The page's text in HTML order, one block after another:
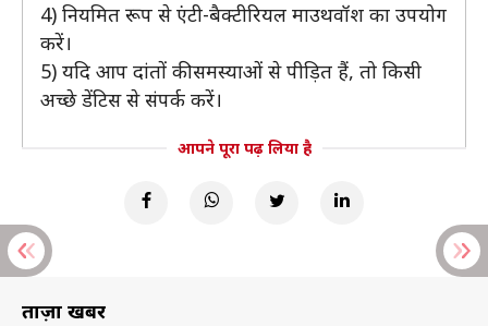
4) नियमित रूप से एंटी-बैक्टीरियल माउथवॉश का उपयोग
करें।
5) यदि आप दांतों की समस्याओं से पीड़ित हैं, तो किसी
अच्छे डेंटिस से संपर्क करें।
आपने पूरा पढ़ लिया है
ताज़ा खबरें